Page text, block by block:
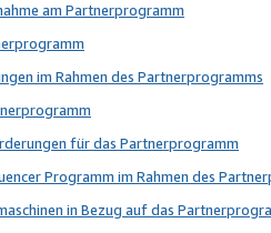
am Partnerprogramm
im Rahmen des Partnerprogramms
für das Partnerprogramm
Programm im Rahmen des
in Bezug auf das